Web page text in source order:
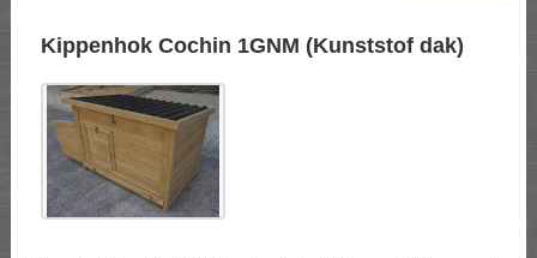
Kippenhok Cochin 1GNM (Kunststof dak)